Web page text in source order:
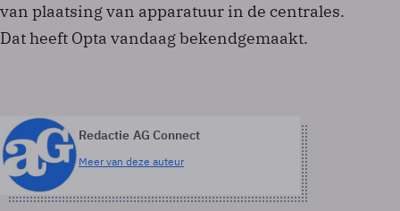
van plaatsing van apparatuur in de centrales.
Dat heeft Opta vandaag bekendgemaakt.
Redactie AG Connect
Meer van deze auteur